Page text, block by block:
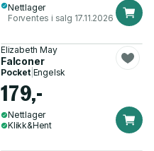
Nettlager
Forventes i salg 17.11.2026
Elizabeth May
Falconer
Pocket| Engelsk
179,-
Nettlager
Klikk&Hent